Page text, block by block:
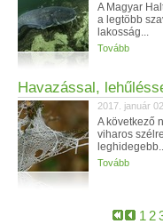
A Magyar
a legtöbb
lakosság...
Tovább
Havazással,
2017. január
A következő
viharos
Tovább
1 2